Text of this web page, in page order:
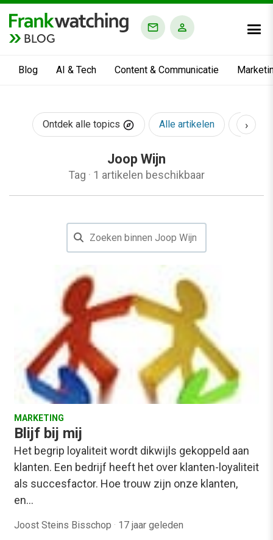
BLOG
Blog AI & Tech Content & Communicatie
Ontdek alle topics Alle artikelen AI &
›
Joop Wijn
Tag · 1 artikelen beschikbaar
MARKETING
Blijf bij mij
Het begrip loyaliteit wordt dikwijls gekoppeld aan
klanten. Een bedrijf heeft het over klanten-loyaliteit
als succesfactor. Hoe trouw zijn onze klanten,
en…
Joost Steins Bisschop · 17 jaar geleden